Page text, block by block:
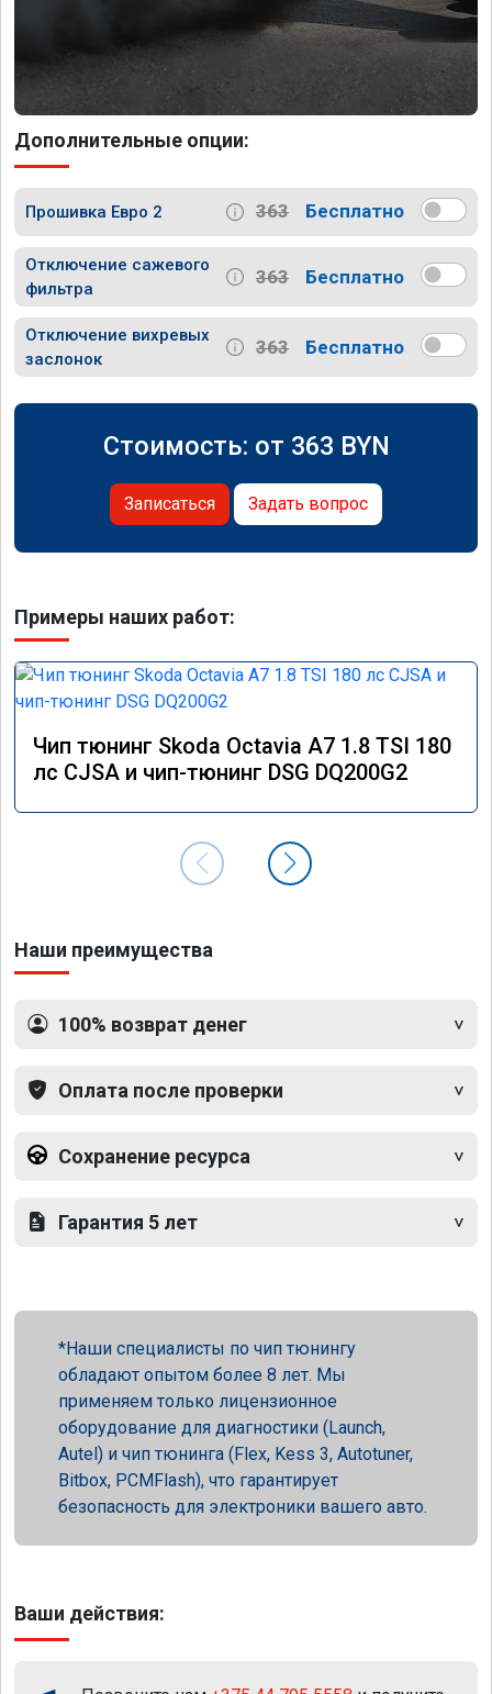
Дополнительные опции:
Прошивка Евро 2 363 Бесплатно
Отключение сажевого
фильтра
363 Бесплатно
Отключение вихревых
заслонок
363 Бесплатно
Стоимость: от 363 BYN
Записаться Задать вопрос
Примеры наших работ:
Чип тюнинг Skoda Octavia A7 1.8 TSI 180
лс CJSA и чип-тюнинг DSG DQ200G2
Наши преимущества
100% возврат денег
Оплата после проверки
Сохранение ресурса
Гарантия 5 лет
Наши специалисты по чип тюнингу
обладают опытом более 8 лет. Мы
применяем только лицензионное
оборудование для диагностики (Launch,
Autel) и чип тюнинга (Flex, Kess 3, Autotuner,
Bitbox, PCMFlash), что гарантирует
безопасность для электроники вашего авто.
Ваши действия: